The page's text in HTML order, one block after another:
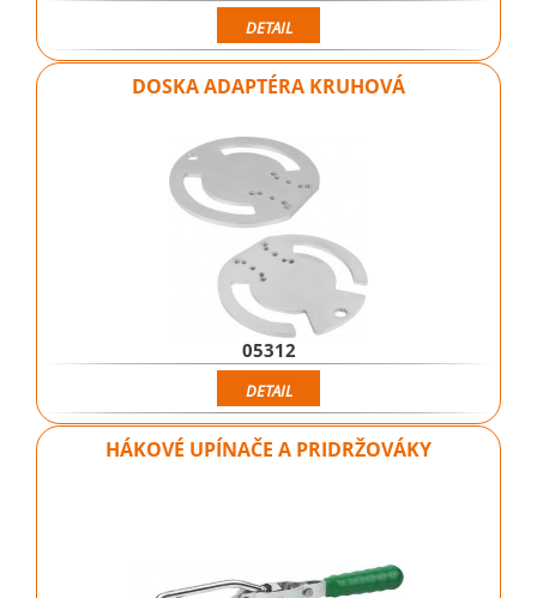
DETAIL
DOSKA ADAPTÉRA KRUHOVÁ
05312
DETAIL
HÁKOVÉ UPÍNAČE A PRIDRŽOVÁKY